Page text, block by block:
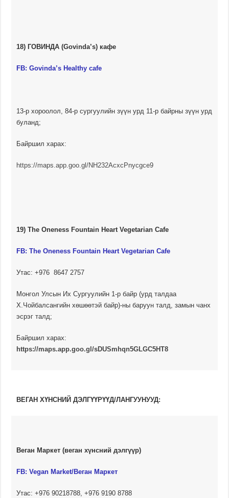
18) ГОВИНДА (Govinda’s) кафе
FB:Govinda’s Healthy cafe
13-р хороолол, 84-р сургуулийн зүүн урд 11-р байрны зүүн урд
буланд;
Байршил харах:
https://maps.app.goo.gl/NH232AcxcPnycgce9
19) The Oneness Fountain Heart Vegetarian Cafe
FB: The Oneness Fountain Heart Vegetarian Cafe
Утас: +976 8647 2757
Монгол Улсын Их Сургуулийн 1-р байр (урд талдаа
Х.Чойбалсангийн хөшөөтэй байр)-ны баруун талд, замын чанх
эсрэг талд;
Байршил харах:
https://maps.app.goo.gl/sDUSmhqn5GLGC5HT8
ВЕГАН ХҮНСНИЙ ДЭЛГҮҮРҮҮД/ЛАНГУУНУУД:
Веган Маркет (веган хүнсний дэлгүүр)
FB: Vegan Market/Веган Маркет
Утас: +976 90218788, +976 9190 8788